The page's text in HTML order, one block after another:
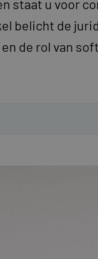
staat u voor
belicht de
de rol van